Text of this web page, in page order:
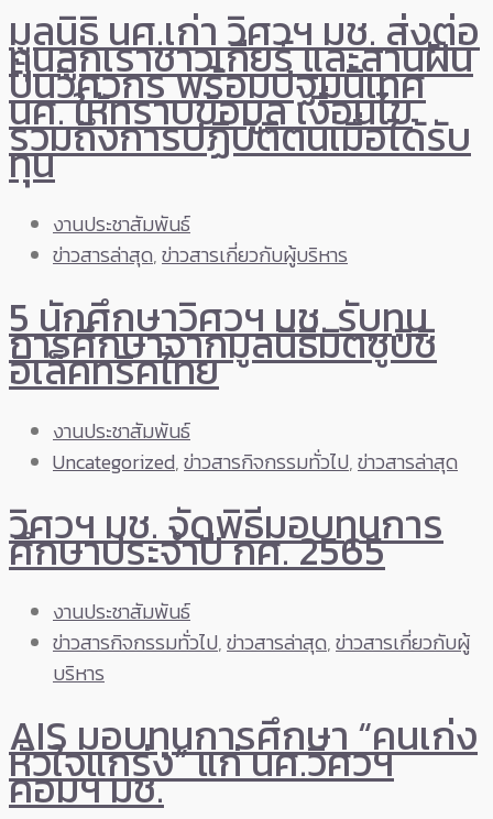
มูลนิธิ นศ.เก่า วิศวฯ มช. ส่งต่อ
ทุนลูกเราชาวเกียร์ และสานฝัน
ปั้นวิศวกร พร้อมปฐมนิเทศ
นศ. ให้ทราบข้อมูล เงื่อนไข
รวมถึงการปฏิบัติตนเมื่อได้รับ
ทุน
งานประชาสัมพันธ์
ข่าวสารล่าสุด,ข่าวสารเกี่ยวกับผู้บริหาร
5 นักศึกษาวิศวฯ มช. รับทุน
การศึกษาจากมูลนิธิมิตซูบิชิ
อิเล็คทริคไทย
งานประชาสัมพันธ์
Uncategorized,ข่าวสารกิจกรรมทั่วไป,ข่าวสารล่าสุด
วิศวฯ มช. จัดพิธีมอบทุนการ
ศึกษาประจำปี กศ. 2565
งานประชาสัมพันธ์
ข่าวสารกิจกรรมทั่วไป,ข่าวสารล่าสุด,ข่าวสารเกี่ยวกับผู้
บริหาร
AIS มอบทุนการศึกษา “คนเก่ง
หัวใจแกร่ง” แก่ นศ.วิศวฯ
คอมฯ มช.